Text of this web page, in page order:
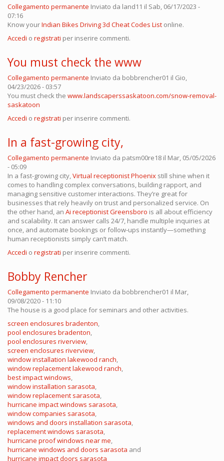
Collegamento permanente Inviato da land11 il Sab, 06/17/2023 -
07:16
Know yourIndian Bikes Driving 3d Cheat Codes List online.
Accedi o registrati per inserire commenti.
You must check the www
Collegamento permanente Inviato da bobbrencher01 il Gio,
04/23/2026 - 03:57
You must check the www.landscaperssaskatoon.com/snow-removal-
saskatoon
Accedi o registrati per inserire commenti.
In a fast-growing city,
Collegamento permanente Inviato da patsm00re18 il Mar, 05/05/2026
- 05:09
In a fast-growing city,Virtual receptionist Phoenix still shine when it
comes to handling complex conversations, building rapport, and
managing sensitive customer interactions. They’re great for
businesses that rely heavily on trust and personalized service. On
the other hand, an Ai receptionist Greensboro is all about efficiency
and scalability. It can answer calls 24/7, handle multiple inquiries at
once, and automate bookings or follow-ups instantly—something
human receptionists simply can’t match.
Accedi o registrati per inserire commenti.
Bobby Rencher
Collegamento permanente Inviato da bobbrencher01 il Mar,
09/08/2020 - 11:10
The house is a good place for seminars and other activities.
screen enclosures bradenton,
pool enclosures bradenton,
pool enclosures riverview,
screen enclosures riverview,
window installation lakewood ranch,
window replacement lakewood ranch,
best impact windows,
window installation sarasota,
window replacement sarasota,
hurricane impact windows sarasota,
window companies sarasota,
windows and doors installation sarasota,
replacement windows sarasota,
hurricane proof windows near me,
hurricane windows and doors sarasota and
hurricane impact doors sarasota